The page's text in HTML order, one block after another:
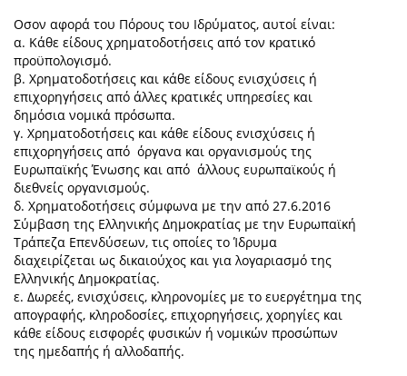
Οσον αφορά του Πόρους του Ιδρύματος, αυτοί είναι:
α. Κάθε είδους χρηματοδοτήσεις από τον κρατικό
προϋπολογισμό.
β. Χρηματοδοτήσεις και κάθε είδους ενισχύσεις ή
επιχορηγήσεις από άλλες κρατικές υπηρεσίες και
δημόσια νομικά πρόσωπα.
γ. Χρηματοδοτήσεις και κάθε είδους ενισχύσεις ή
επιχορηγήσεις από όργανα και οργανισμούς της
Ευρωπαϊκής Ένωσης και από άλλους ευρωπαϊκούς ή
διεθνείς οργανισμούς.
δ. Χρηματοδοτήσεις σύμφωνα με την από 27.6.2016
Σύμβαση της Ελληνικής Δημοκρατίας με την Ευρωπαϊκή
Τράπεζα Επενδύσεων, τις οποίες το Ίδρυμα
διαχειρίζεται ως δικαιούχος και για λογαριασμό της
Ελληνικής Δημοκρατίας.
ε. Δωρεές, ενισχύσεις, κληρονομίες με το ευεργέτημα της
απογραφής, κληροδοσίες, επιχορηγήσεις, χορηγίες και
κάθε είδους εισφορές φυσικών ή νομικών προσώπων
της ημεδαπής ή αλλοδαπής.